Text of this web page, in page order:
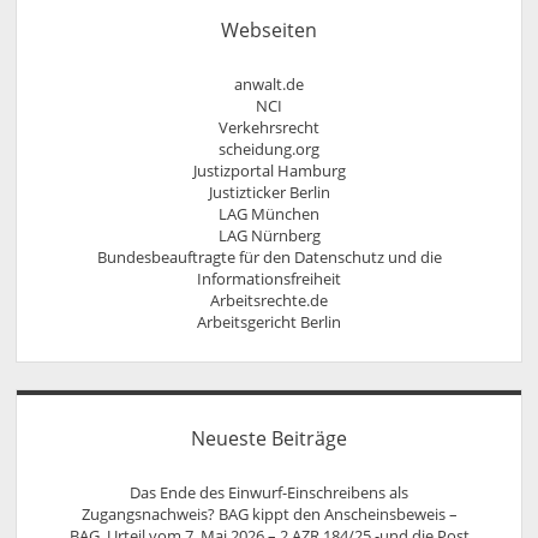
Urheberrecht, Lizenzrecht, Äußerungsrecht,
Persönlichkeitsrecht
Webseiten
anwalt.de
NCI
Verkehrsrecht
scheidung.org
Justizportal Hamburg
Justizticker Berlin
LAG München
LAG Nürnberg
Bundesbeauftragte für den Datenschutz und die
Informationsfreiheit
Arbeitsrechte.de
Arbeitsgericht Berlin
Neueste Beiträge
Das Ende des Einwurf-Einschreibens als
Zugangsnachweis? BAG kippt den Anscheinsbeweis –